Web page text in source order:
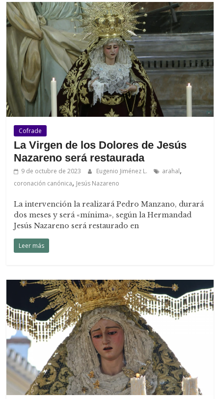
Cofrade
La Virgen de los Dolores de Jesús
Nazareno será restaurada
9 de octubre de 2023 Eugenio Jiménez L. arahal,
coronación canónica, Jesús Nazareno
La intervención la realizará Pedro Manzano, durará
dos meses y será «mínima», según la Hermandad
Jesús Nazareno será restaurado en
Leer más